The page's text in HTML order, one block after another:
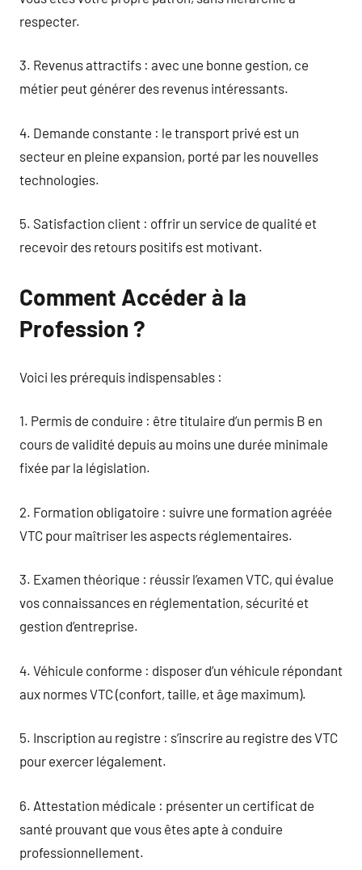
respecter.
3. Revenus attractifs : avec une bonne gestion, ce
métier peut générer des revenus intéressants.
4. Demande constante : le transport privé est un
secteur en pleine expansion, porté par les nouvelles
technologies.
5. Satisfaction client : offrir un service de qualité et
recevoir des retours positifs est motivant.
Comment Accéder à la
Profession ?
Voici les prérequis indispensables :
1. Permis de conduire : être titulaire d’un permis B en
cours de validité depuis au moins une durée minimale
fixée par la législation.
2. Formation obligatoire : suivre une formation agréée
VTC pour maîtriser les aspects réglementaires.
3. Examen théorique : réussir l’examen VTC, qui évalue
vos connaissances en réglementation, sécurité et
gestion d’entreprise.
4. Véhicule conforme : disposer d’un véhicule répondant
aux normes VTC (confort, taille, et âge maximum).
5. Inscription au registre : s’inscrire au registre des VTC
pour exercer légalement.
6. Attestation médicale : présenter un certificat de
santé prouvant que vous êtes apte à conduire
professionnellement.